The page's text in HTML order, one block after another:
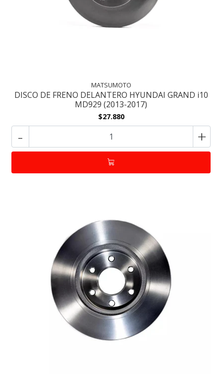
MATSUMOTO
DISCO DE FRENO DELANTERO HYUNDAI GRAND i10
MD929 (2013-2017)
$27.880
- +